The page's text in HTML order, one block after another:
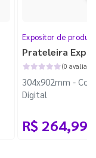
Expositor de
Prateleira
(0
304x902mm -
Digital
R$ 264,99